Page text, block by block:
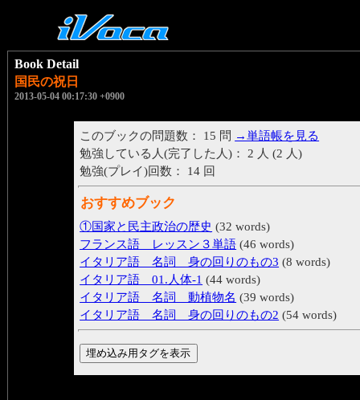
Book Detail
国民の祝日
2013-05-04 00:17:30 +0900
このブックの問題数： 15 問 →単語帳を見る
勉強している人(完了した人)： 2 人 (2 人)
勉強(プレイ)回数： 14 回
おすすめブック
①国家と民主政治の歴史 (32 words)
フランス語 レッスン３単語 (46 words)
イタリア語 名詞 身の回りのもの3 (8 words)
イタリア語 01.人体-1 (44 words)
イタリア語 名詞 動植物名 (39 words)
イタリア語 名詞 身の回りのもの2 (54 words)